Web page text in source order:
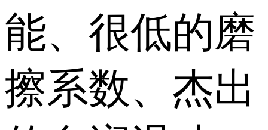
能、很低的磨
擦系数、杰出